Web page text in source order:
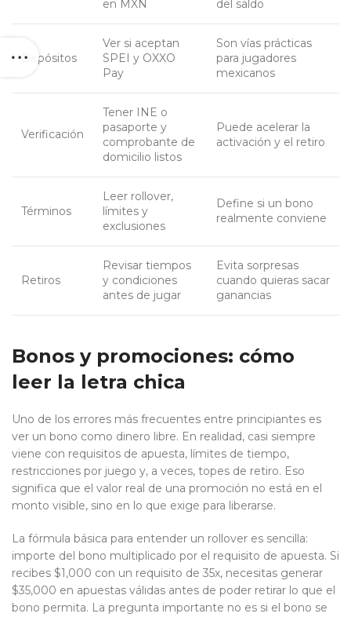
en MXN del saldo
Depósitos
Ver si aceptan
SPEI y OXXO
Pay
Son vías prácticas
para jugadores
mexicanos
Verificación
Tener INE o
pasaporte y
comprobante de
domicilio listos
Puede acelerar la
activación y el retiro
Términos
Leer rollover,
límites y
exclusiones
Define si un bono
realmente conviene
Retiros
Revisar tiempos
y condiciones
antes de jugar
Evita sorpresas
cuando quieras sacar
ganancias
Bonos y promociones: cómo
leer la letra chica
Uno de los errores más frecuentes entre principiantes es
ver un bono como dinero libre. En realidad, casi siempre
viene con requisitos de apuesta, límites de tiempo,
restricciones por juego y, a veces, topes de retiro. Eso
significa que el valor real de una promoción no está en el
monto visible, sino en lo que exige para liberarse.
La fórmula básica para entender un rollover es sencilla:
importe del bono multiplicado por el requisito de apuesta. Si
recibes $1,000 con un requisito de 35x, necesitas generar
$35,000 en apuestas válidas antes de poder retirar lo que el
bono permita. La pregunta importante no es si el bono se